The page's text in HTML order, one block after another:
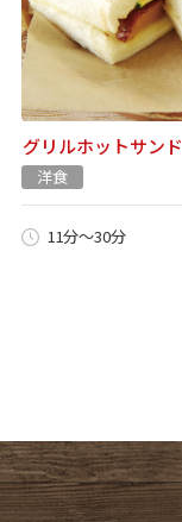
グリルホットサンド
洋食
11分～30分